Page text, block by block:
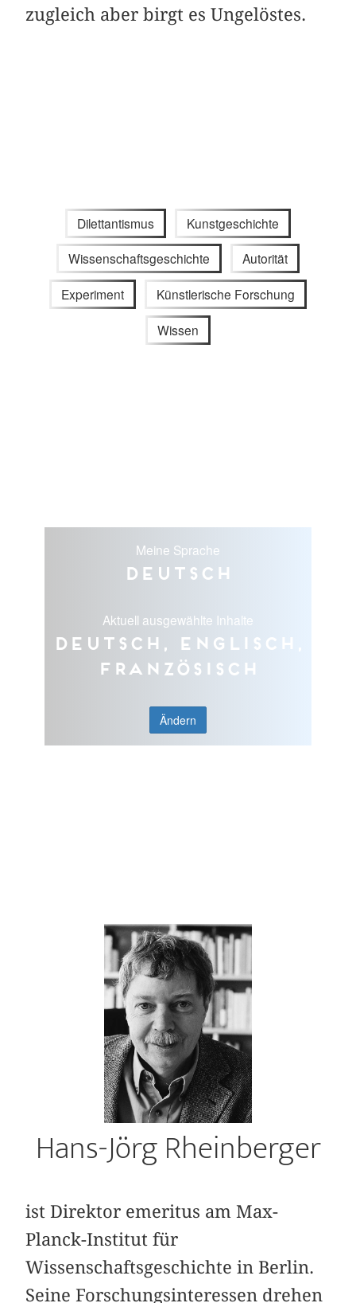
zugleich aber birgt es Ungelöstes.
Dilettantismus Kunstgeschichte
Wissenschaftsgeschichte Autorität
Experiment Künstlerische Forschung
Wissen
Meine Sprache
Deutsch
Aktuell ausgewählte Inhalte
Deutsch, Englisch,
Französisch
Ändern
Hans-Jörg Rheinberger
ist Direktor emeritus am Max-
Planck-Institut für
Wissenschaftsgeschichte in Berlin.
Seine Forschungsinteressen drehen